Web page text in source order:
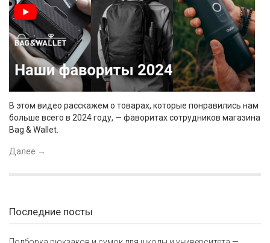
В этом видео расскажем о товарах, которые понравились нам
больше всего в 2024 году, — фаворитах сотрудников магазина
Bag & Wallet.
Далее →
Последние посты